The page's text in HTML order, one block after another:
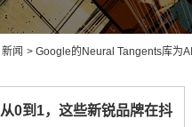
新闻 > Google的Neural Tangents库为
从0到1，这些新锐品牌在抖